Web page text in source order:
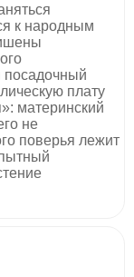
к народным
посадочный
плату
материнский
не
поверья лежит